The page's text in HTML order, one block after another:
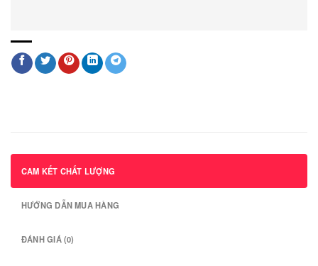
CAM KẾT CHẤT LƯỢNG
HƯỚNG DẪN MUA HÀNG
ĐÁNH GIÁ (0)